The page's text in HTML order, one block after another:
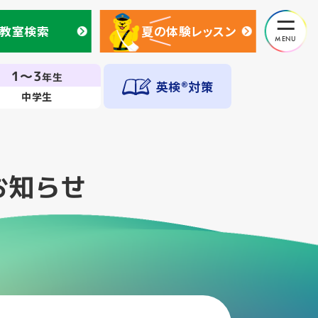
教室検索
夏の体験レッスン
夏の体験レッスン
1～3年生
中学生
英検®対策
らせ